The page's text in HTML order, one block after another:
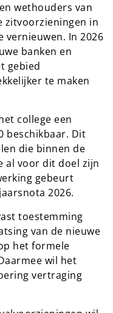
wethouders van
zitvoorzieningen in
vernieuwen. In 2026
banken en
gebied
te maken
college een
beschikbaar. Dit
die binnen de
al voor dit doel zijn
gebeurt
2026.
toestemming
van de nieuwe
het formele
wil het
vertraging